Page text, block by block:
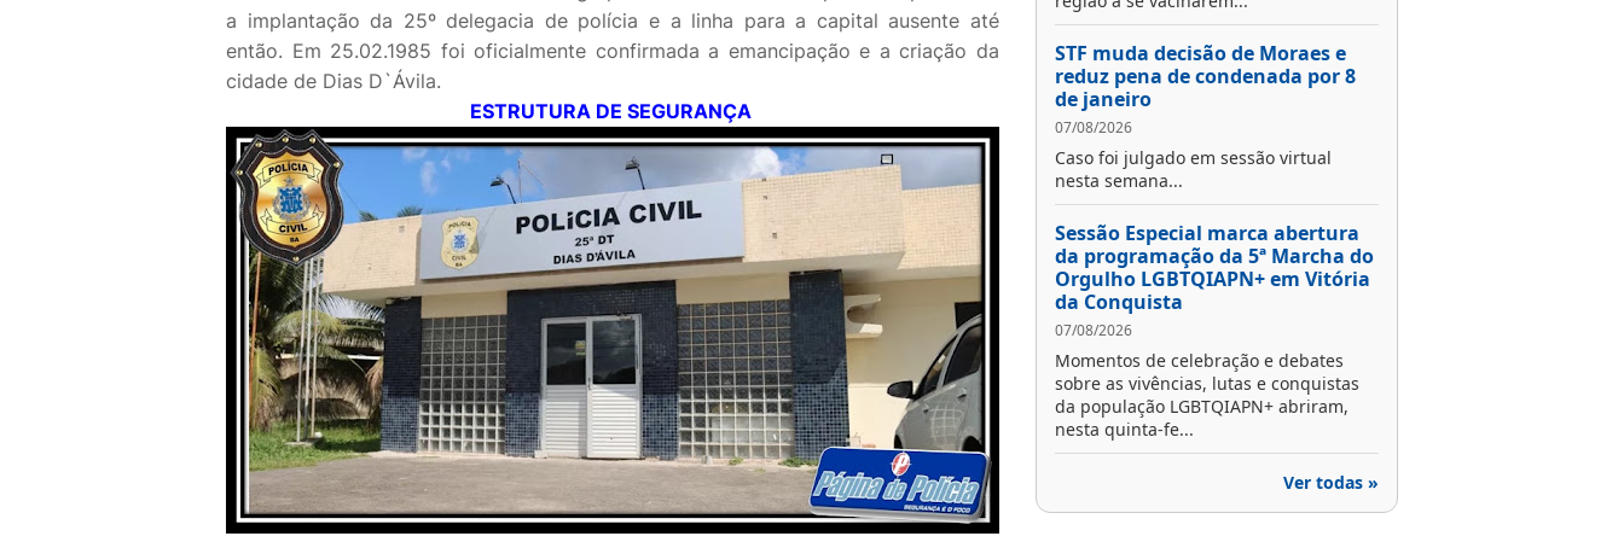
a implantação da 25º delegacia de polícia e a linha para a capital ausente até
então. Em 25.02.1985 foi oficialmente confirmada a emancipação e a criação da
cidade de Dias D`Ávila.
ESTRUTURA DE SEGURANÇA
STF muda decisão de Moraes e
reduz pena de condenada por 8
de janeiro
07/08/2026
Caso foi julgado em sessão virtual
nesta semana...
Sessão Especial marca abertura
da programação da 5ª Marcha do
Orgulho LGBTQIAPN+ em Vitória
da Conquista
07/08/2026
Momentos de celebração e debates
sobre as vivências, lutas e conquistas
da população LGBTQIAPN+ abriram,
nesta quinta-fe...
Ver todas »